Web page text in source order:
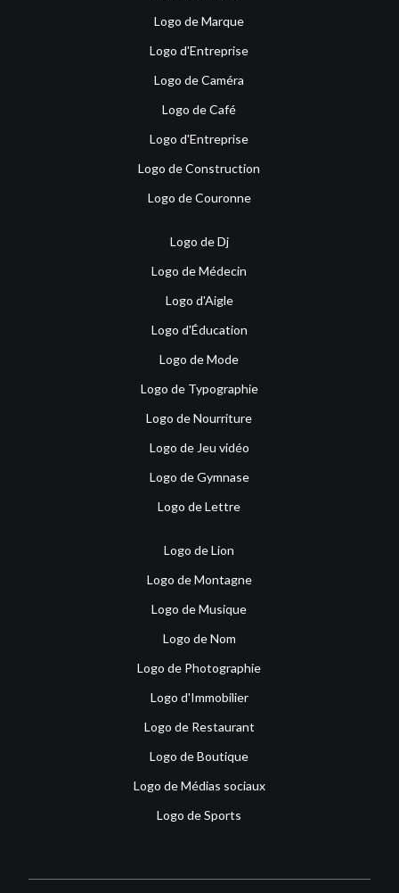
Logo de Marque
Logo d'Entreprise
Logo de Caméra
Logo de Café
Logo d'Entreprise
Logo de Construction
Logo de Couronne
Logo de Dj
Logo de Médecin
Logo d'Aigle
Logo d'Éducation
Logo de Mode
Logo de Typographie
Logo de Nourriture
Logo de Jeu vidéo
Logo de Gymnase
Logo de Lettre
Logo de Lion
Logo de Montagne
Logo de Musique
Logo de Nom
Logo de Photographie
Logo d'Immobilier
Logo de Restaurant
Logo de Boutique
Logo de Médias sociaux
Logo de Sports